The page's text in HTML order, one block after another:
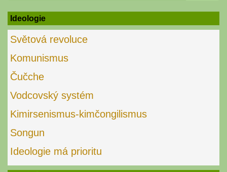
for:
Ideologie
Světová revoluce
Komunismus
Čučche
Vodcovský systém
Kimirsenismus-kimčongilismus
Songun
Ideologie má prioritu